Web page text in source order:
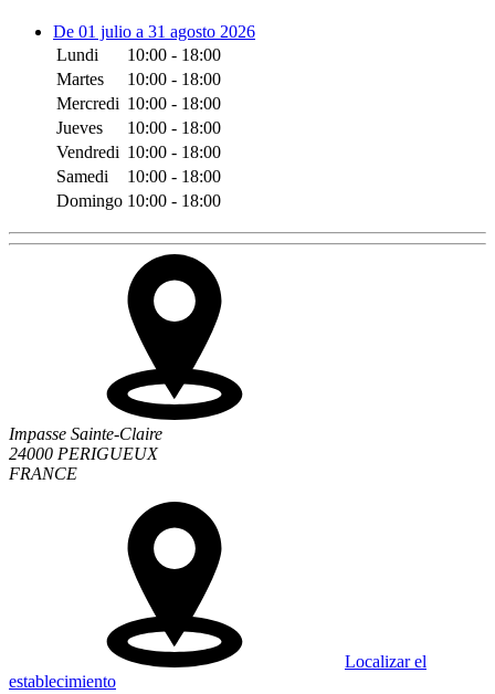
De 01 julio a 31 agosto 2026
Lundi
10:00 - 18:00
Martes
10:00 - 18:00
Mercredi 10:00 - 18:00
Jueves
10:00 - 18:00
Vendredi 10:00 - 18:00
Samedi
10:00 - 18:00
Domingo 10:00 - 18:00
Impasse Sainte-Claire
24000 PERIGUEUX
FRANCE
Localizar el
establecimiento